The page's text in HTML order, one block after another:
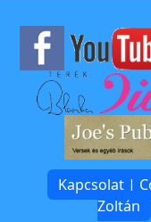
Kapcsolat |
Zoltán